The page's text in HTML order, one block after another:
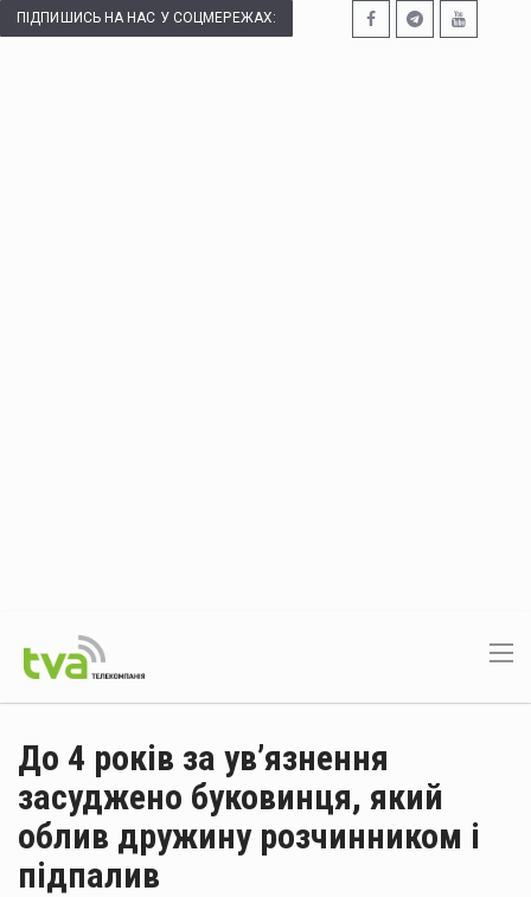
ПІДПИШИСЬ НА НАС У СОЦМЕРЕЖАХ:
До 4 років за ув’язнення
засуджено буковинця, який
облив дружину розчинником і
підпалив